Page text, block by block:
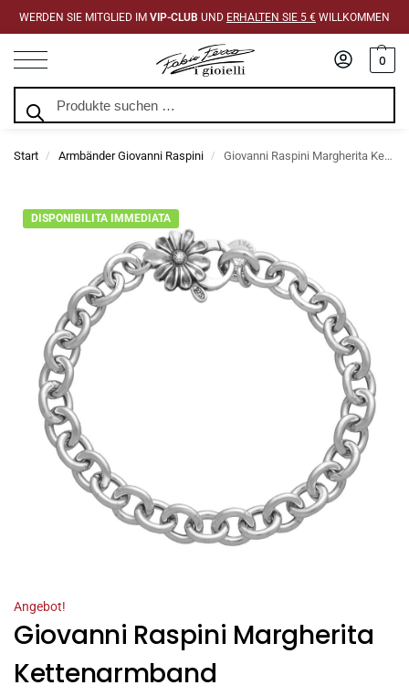
WERDEN SIE MITGLIED IM VIP-CLUB UND ERHALTEN SIE 5 € WILLKOMMEN
0
Start / Armbänder Giovanni Raspini / Giovanni Raspini Margherita Kettenarmband
DISPONIBILITA IMMEDIATA
Angebot!
Giovanni Raspini Margherita
Kettenarmband